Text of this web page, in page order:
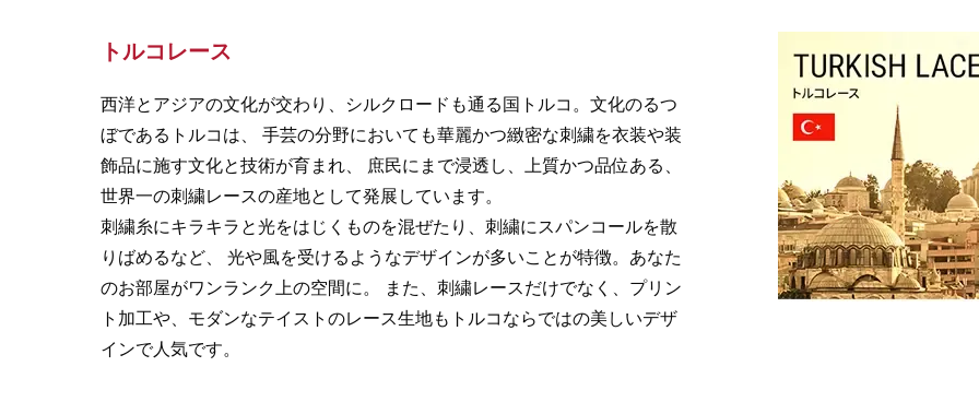
トルコレース
西洋とアジアの文化が交わり、シルクロードも通る国トルコ。文化のるつ
ぼであるトルコは、 手芸の分野においても華麗かつ緻密な刺繍を衣装や装
飾品に施す文化と技術が育まれ、 庶民にまで浸透し、上質かつ品位ある、
世界一の刺繍レースの産地として発展しています。
刺繍糸にキラキラと光をはじくものを混ぜたり、刺繍にスパンコールを散
りばめるなど、 光や風を受けるようなデザインが多いことが特徴。あなた
のお部屋がワンランク上の空間に。 また、刺繍レースだけでなく、プリン
ト加工や、モダンなテイストのレース生地もトルコならではの美しいデザ
インで人気です。